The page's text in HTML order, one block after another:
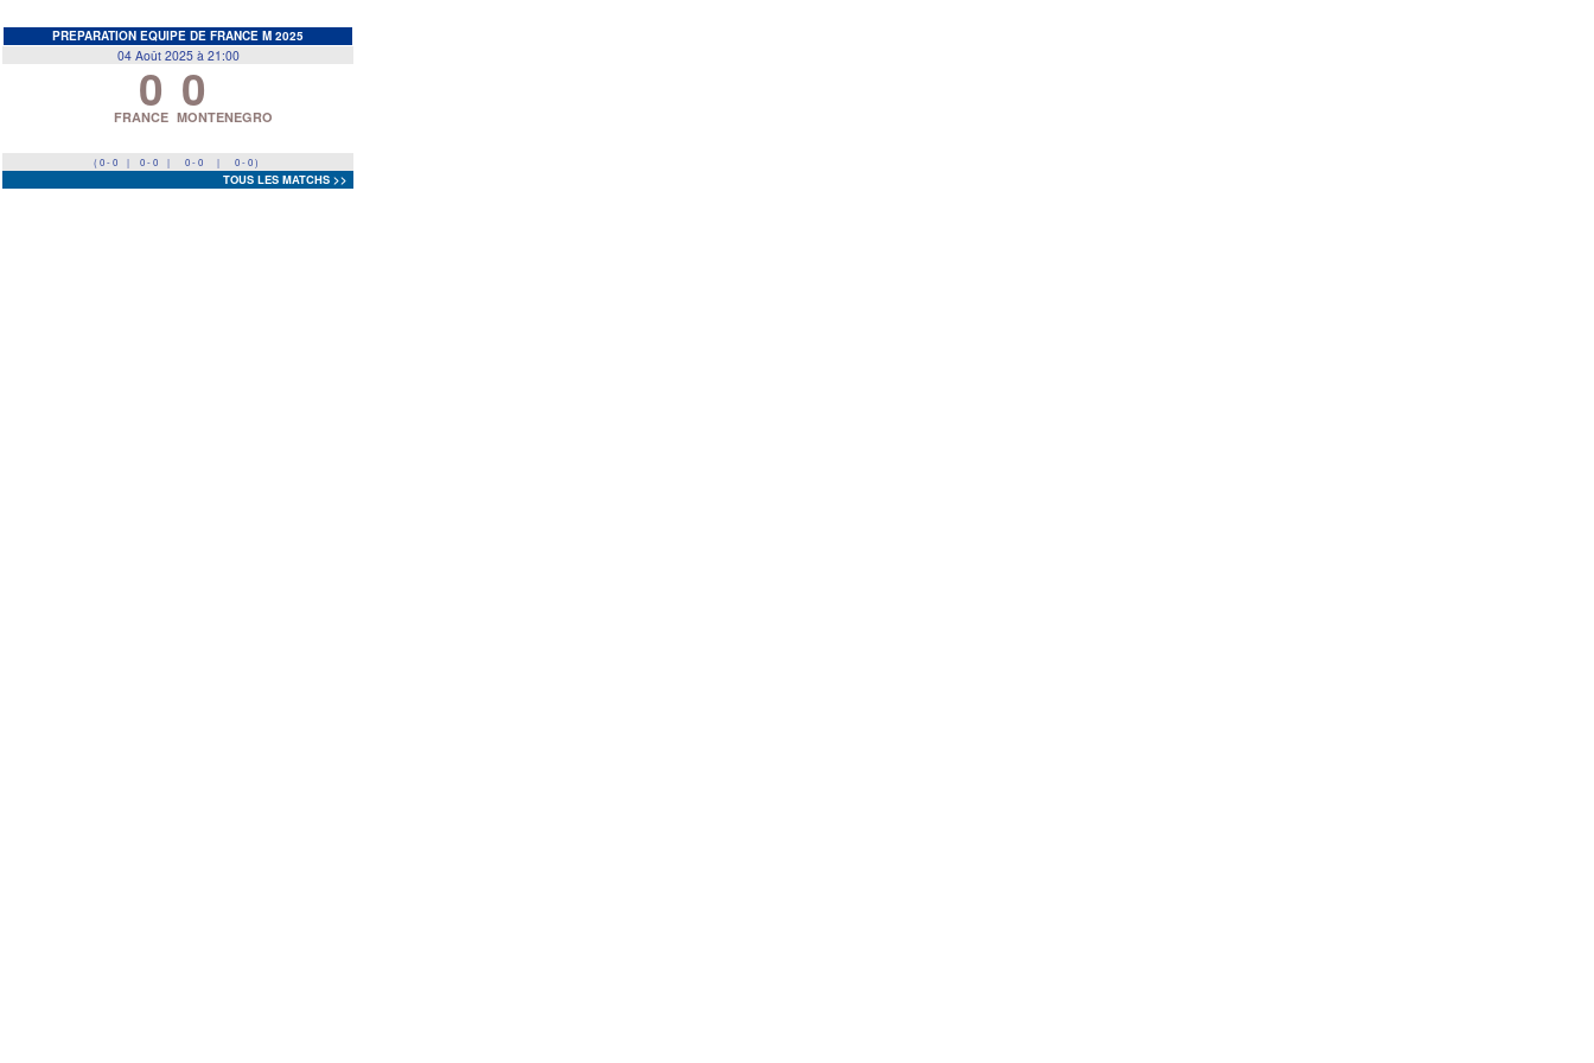
PREPARATION EQUIPE DE FRANCE M 2025
04 Août 2025 à 21:00
0
FRANCE 0
MONTENEGRO
( 0 - 0 | 0 - 0 | 0 - 0 | 0 - 0 )
TOUS LES MATCHS >>